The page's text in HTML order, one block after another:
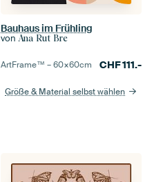
Bauhaus im Frühling
von Ana Rut Bre
ArtFrame™ –60×60cm CHF111.-
Größe & Material selbst wählen